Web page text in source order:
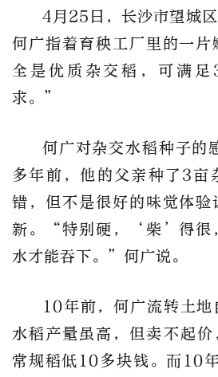
4月25日，长沙市望城
何广指着育秧工厂里的一
全是优质杂交稻，可满
求。”
何广对杂交水稻种子的
多年前，他的父亲种了3亩
错，但不是很好的味觉体验
新。“特别硬，‘柴’得很
水才能吞下。”何广说。
10年前，何广流转土
水稻产量虽高，但卖不起
常规稻低10多块钱。而10